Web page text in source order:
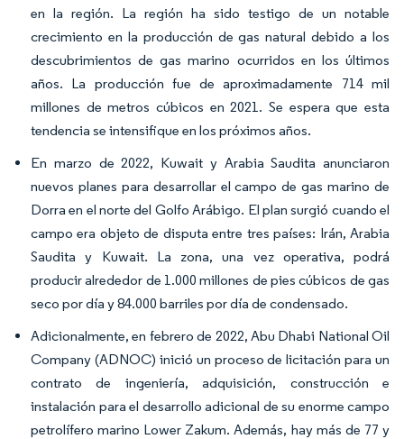
en la región. La región ha sido testigo de un notable
crecimiento en la producción de gas natural debido a los
descubrimientos de gas marino ocurridos en los últimos
años. La producción fue de aproximadamente 714 mil
millones de metros cúbicos en 2021. Se espera que esta
tendencia se intensifique en los próximos años.
En marzo de 2022, Kuwait y Arabia Saudita anunciaron
nuevos planes para desarrollar el campo de gas marino de
Dorra en el norte del Golfo Arábigo. El plan surgió cuando el
campo era objeto de disputa entre tres países: Irán, Arabia
Saudita y Kuwait. La zona, una vez operativa, podrá
producir alrededor de 1.000 millones de pies cúbicos de gas
seco por día y 84.000 barriles por día de condensado.
Adicionalmente, en febrero de 2022, Abu Dhabi National Oil
Company (ADNOC) inició un proceso de licitación para un
contrato de ingeniería, adquisición, construcción e
instalación para el desarrollo adicional de su enorme campo
petrolífero marino Lower Zakum. Además, hay más de 77 y